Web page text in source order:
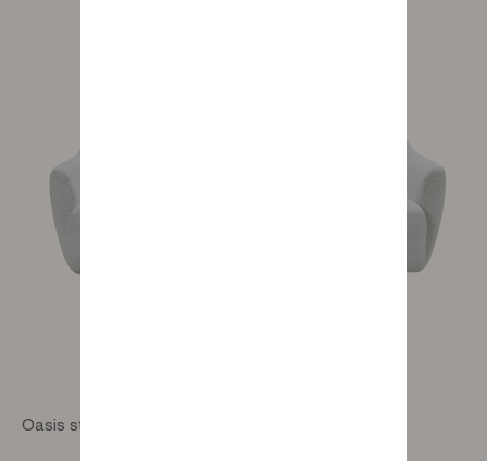
Oasis straight 2-seater sofa